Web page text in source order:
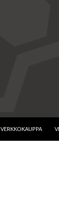
VERKKOKAUPPA